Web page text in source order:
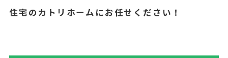
住宅のカトリホームにお任せください！